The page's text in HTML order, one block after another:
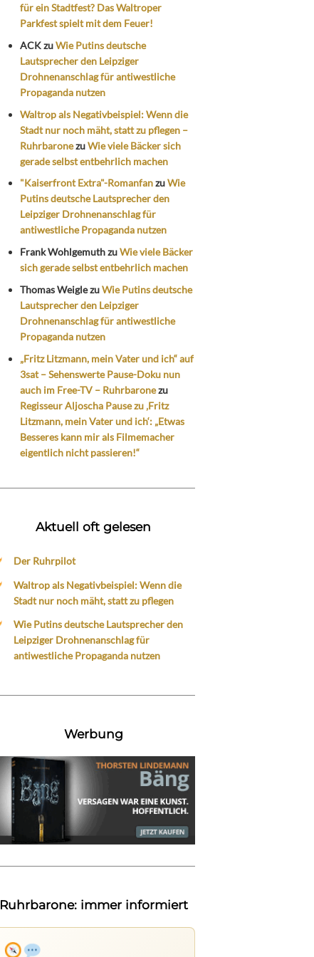
für ein Stadtfest? Das Waltroper
Parkfest spielt mit dem Feuer!
ACKzuWie Putins deutsche
Lautsprecher den Leipziger
Drohnenanschlag für antiwestliche
Propaganda nutzen
Waltrop als Negativbeispiel: Wenn die
Stadt nur noch mäht, statt zu pflegen –
RuhrbaronezuWie viele Bäcker sich
gerade selbst entbehrlich machen
"Kaiserfront Extra"-RomanfanzuWie
Putins deutsche Lautsprecher den
Leipziger Drohnenanschlag für
antiwestliche Propaganda nutzen
Frank WohlgemuthzuWie viele Bäcker
sich gerade selbst entbehrlich machen
Thomas WeiglezuWie Putins deutsche
Lautsprecher den Leipziger
Drohnenanschlag für antiwestliche
Propaganda nutzen
„Fritz Litzmann, mein Vater und ich“ auf
3sat – Sehenswerte Pause-Doku nun
auch im Free-TV – Ruhrbaronezu
Regisseur Aljoscha Pause zu ‚Fritz
Litzmann, mein Vater und ich‘: „Etwas
Besseres kann mir als Filmemacher
eigentlich nicht passieren!“
Aktuell oft gelesen
Der Ruhrpilot
Waltrop als Negativbeispiel: Wenn die
Stadt nur noch mäht, statt zu pflegen
Wie Putins deutsche Lautsprecher den
Leipziger Drohnenanschlag für
antiwestliche Propaganda nutzen
Werbung
Ruhrbarone: immer informiert